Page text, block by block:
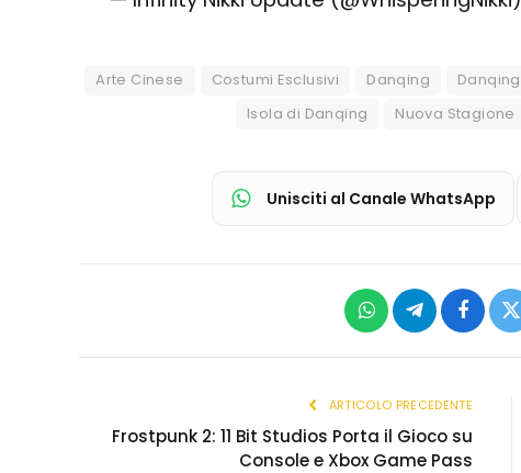
Arte Cinese Costumi Esclusivi Danqing
Isola di Danqing
Nuova Stagione
Unisciti al Canale WhatsApp
WhatsAppTelegram
ARTICOLO PRECEDENTE
Frostpunk 2: 11 Bit Studios Porta il Gioco su
Console e Xbox Game Pass